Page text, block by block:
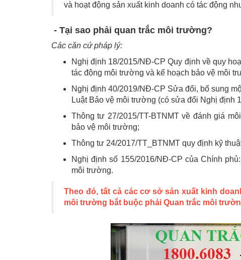
và hoạt động sản xuất kinh doanh có tác động
- Tại sao phải quan trắc môi trường?
Các căn cứ pháp lý:
Nghị định 18/2015/NĐ-CP Quy định về quy
tác động môi trường và kế hoạch bảo vệ môi
Nghị định 40/2019/NĐ-CP Sửa đổi, bổ sung
Luật Bảo vệ môi trường (có sửa đổi Nghị định
Thông tư 27/2015/TT-BTNMT về đánh giá
bảo vệ môi trường;
Thông tư 24/2017/TT_BTNMT quy định kỹ
Nghị định số 155/2016/NĐ-CP của Chính
môi trường.
Theo đó, tất cả các cơ sở sản xuất kinh
môi trường bắt buộc phải Quan trắc môi